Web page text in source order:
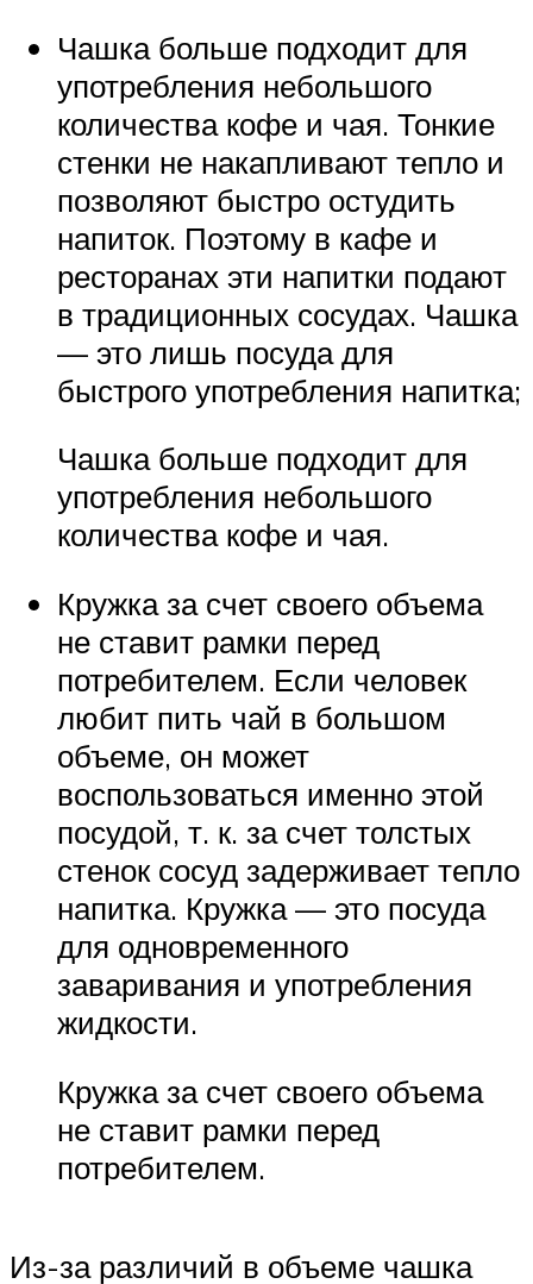
Чашка больше подходит для
употребления небольшого
количества кофе и чая. Тонкие
стенки не накапливают тепло и
позволяют быстро остудить
напиток. Поэтому в кафе и
ресторанах эти напитки подают
в традиционных сосудах. Чашка
— это лишь посуда для
быстрого употребления напитка;
Чашка больше подходит для
употребления небольшого
количества кофе и чая.
Кружка за счет своего объема
не ставит рамки перед
потребителем. Если человек
любит пить чай в большом
объеме, он может
воспользоваться именно этой
посудой, т. к. за счет толстых
стенок сосуд задерживает тепло
напитка. Кружка — это посуда
для одновременного
заваривания и употребления
жидкости.
Кружка за счет своего объема
не ставит рамки перед
потребителем.
Из-за различий в объеме чашка